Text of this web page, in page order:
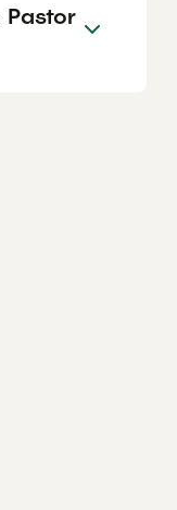
Pastor